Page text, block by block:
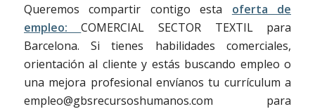
Queremos compartir contigo esta oferta de
empleo:COMERCIAL SECTOR TEXTIL para
Barcelona. Si tienes habilidades comerciales,
orientación al cliente y estás buscando empleo o
una mejora profesional envíanos tu currículum a
empleo@gbsrecursoshumanos.com para